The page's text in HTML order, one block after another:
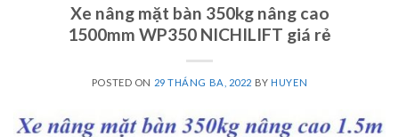
Xe nâng mặt bàn 350kg nâng cao
1500mm WP350 NICHILIFT giá rẻ
POSTED ON 29 THÁNG BA, 2022 BYHUYEN